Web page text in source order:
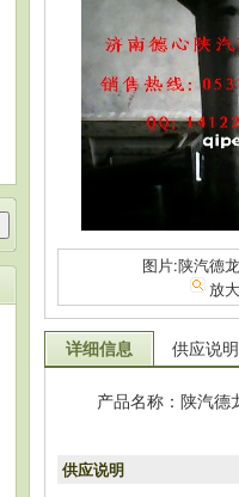
图片:陕汽德
放
详细信息 供应说明
产品名称：陕汽德
供应说明